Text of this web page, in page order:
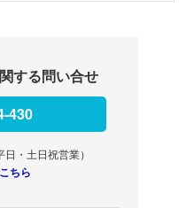
する問い合せ
430
・土日祝営業）
こちら